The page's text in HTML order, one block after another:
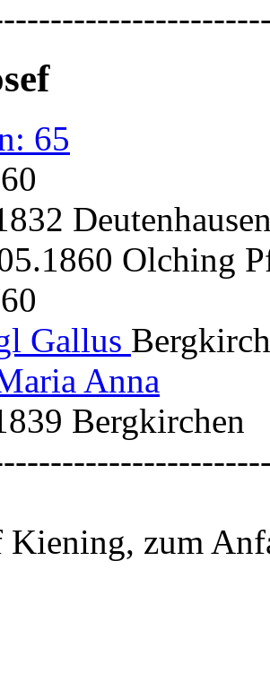
65
Olching
Gallus
Anna
Bergkirchen
Kiening, zum